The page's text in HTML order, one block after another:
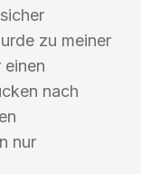
zu meiner
nach
nur